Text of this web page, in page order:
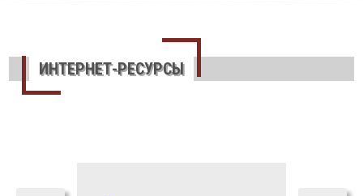
ИНТЕРНЕТ-РЕСУРСЫ